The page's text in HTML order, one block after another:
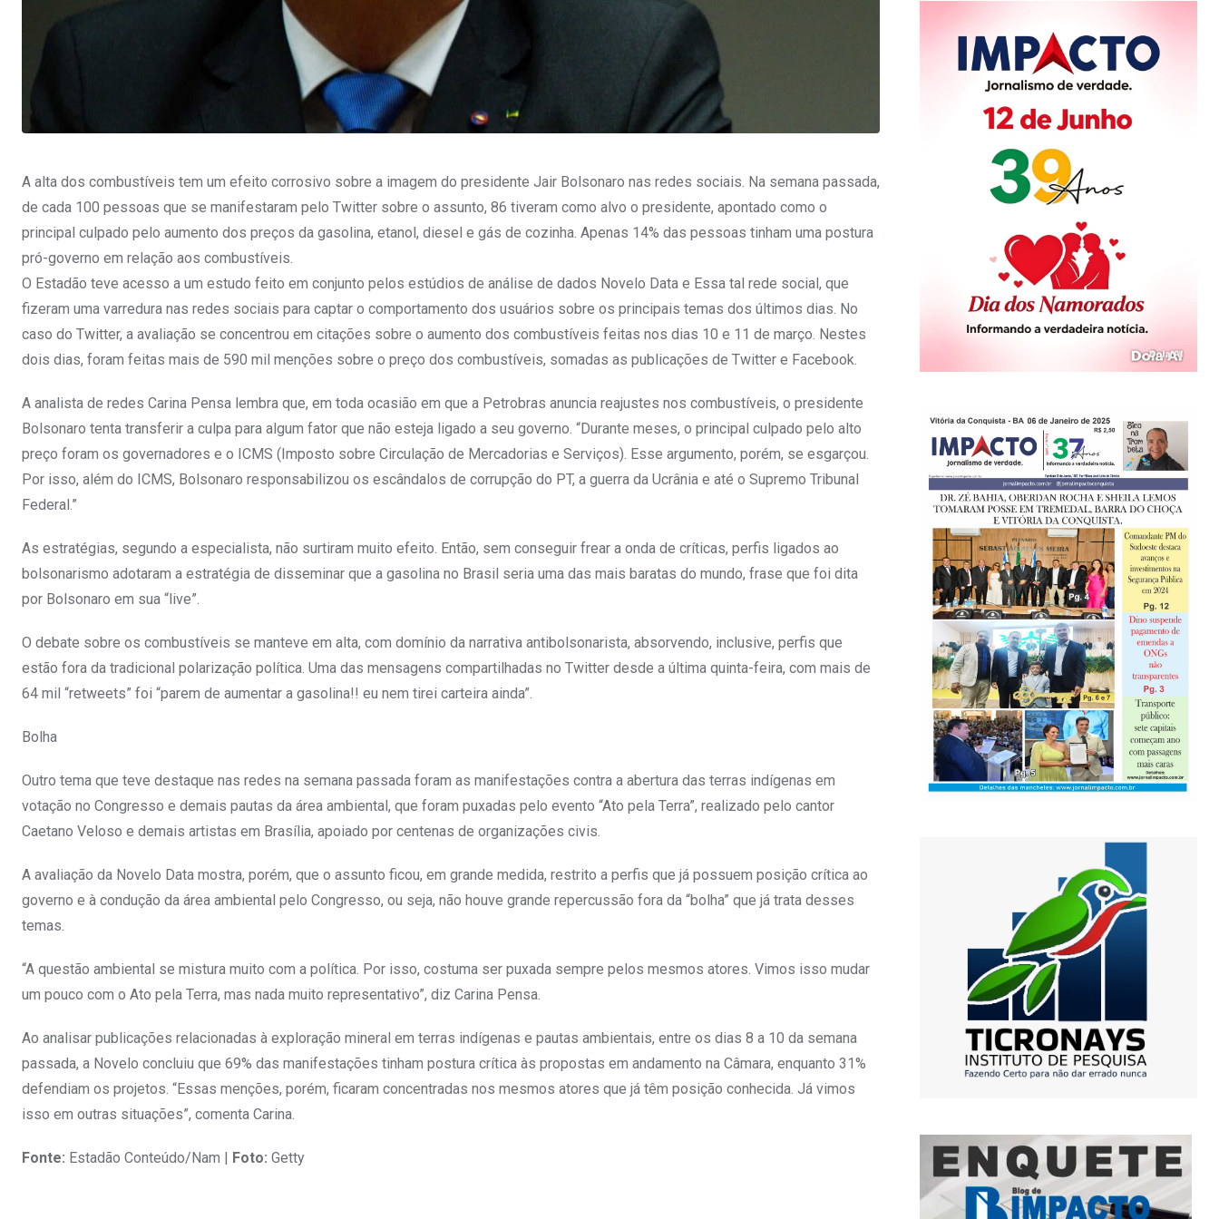
A alta dos combustíveis tem um efeito corrosivo sobre a imagem do presidente Jair Bolsonaro nas redes sociais. Na semana passada,
de cada 100 pessoas que se manifestaram pelo Twitter sobre o assunto, 86 tiveram como alvo o presidente, apontado como o
principal culpado pelo aumento dos preços da gasolina, etanol, diesel e gás de cozinha. Apenas 14% das pessoas tinham uma postura
pró-governo em relação aos combustíveis.
O Estadão teve acesso a um estudo feito em conjunto pelos estúdios de análise de dados Novelo Data e Essa tal rede social, que
fizeram uma varredura nas redes sociais para captar o comportamento dos usuários sobre os principais temas dos últimos dias. No
caso do Twitter, a avaliação se concentrou em citações sobre o aumento dos combustíveis feitas nos dias 10 e 11 de março. Nestes
dois dias, foram feitas mais de 590 mil menções sobre o preço dos combustíveis, somadas as publicações de Twitter e Facebook.
A analista de redes Carina Pensa lembra que, em toda ocasião em que a Petrobras anuncia reajustes nos combustíveis, o presidente
Bolsonaro tenta transferir a culpa para algum fator que não esteja ligado a seu governo. “Durante meses, o principal culpado pelo alto
preço foram os governadores e o ICMS (Imposto sobre Circulação de Mercadorias e Serviços). Esse argumento, porém, se esgarçou.
Por isso, além do ICMS, Bolsonaro responsabilizou os escândalos de corrupção do PT, a guerra da Ucrânia e até o Supremo Tribunal
Federal.”
As estratégias, segundo a especialista, não surtiram muito efeito. Então, sem conseguir frear a onda de críticas, perfis ligados ao
bolsonarismo adotaram a estratégia de disseminar que a gasolina no Brasil seria uma das mais baratas do mundo, frase que foi dita
por Bolsonaro em sua “live”.
O debate sobre os combustíveis se manteve em alta, com domínio da narrativa antibolsonarista, absorvendo, inclusive, perfis que
estão fora da tradicional polarização política. Uma das mensagens compartilhadas no Twitter desde a última quinta-feira, com mais de
64 mil “retweets” foi “parem de aumentar a gasolina!! eu nem tirei carteira ainda”.
Bolha
Outro tema que teve destaque nas redes na semana passada foram as manifestações contra a abertura das terras indígenas em
votação no Congresso e demais pautas da área ambiental, que foram puxadas pelo evento “Ato pela Terra”, realizado pelo cantor
Caetano Veloso e demais artistas em Brasília, apoiado por centenas de organizações civis.
A avaliação da Novelo Data mostra, porém, que o assunto ficou, em grande medida, restrito a perfis que já possuem posição crítica ao
governo e à condução da área ambiental pelo Congresso, ou seja, não houve grande repercussão fora da “bolha” que já trata desses
temas.
“A questão ambiental se mistura muito com a política. Por isso, costuma ser puxada sempre pelos mesmos atores. Vimos isso mudar
um pouco com o Ato pela Terra, mas nada muito representativo”, diz Carina Pensa.
Ao analisar publicações relacionadas à exploração mineral em terras indígenas e pautas ambientais, entre os dias 8 a 10 da semana
passada, a Novelo concluiu que 69% das manifestações tinham postura crítica às propostas em andamento na Câmara, enquanto 31%
defendiam os projetos. “Essas menções, porém, ficaram concentradas nos mesmos atores que já têm posição conhecida. Já vimos
isso em outras situações”, comenta Carina.
Fonte: Estadão Conteúdo/Nam | Foto: Getty